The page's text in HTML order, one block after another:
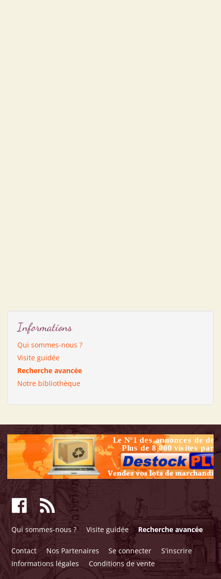
Informations
Qui sommes-nous ?
Visite guidée
Recherche avancée
Notre bibliothèque
Qui sommes-nous ? Visite guidée Recherche avancée
Contact Nos Partenaires Se connecter
S'inscrire
Informations légales
Conditions de vente